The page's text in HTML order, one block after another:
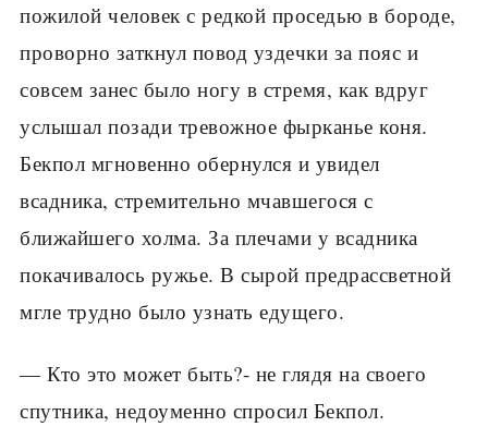
пожилой человек с редкой проседью в бороде,
проворно заткнул повод уздечки за пояс и
совсем занес было ногу в стремя, как вдруг
услышал позади тревожное фырканье коня.
Бекпол мгновенно обернулся и увидел
всадника, стремительно мчавшегося с
ближайшего холма. За плечами у всадника
покачивалось ружье. В сырой предрассветной
мгле трудно было узнать едущего.
— Кто это может быть?- не глядя на своего
спутника, недоуменно спросил Бекпол.